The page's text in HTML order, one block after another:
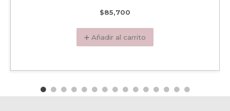
$85,700
➕ Añadir al carrito